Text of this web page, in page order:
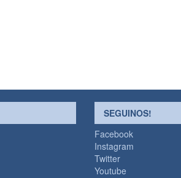
SEGUINOS!
Facebook
Instagram
Twitter
Youtube